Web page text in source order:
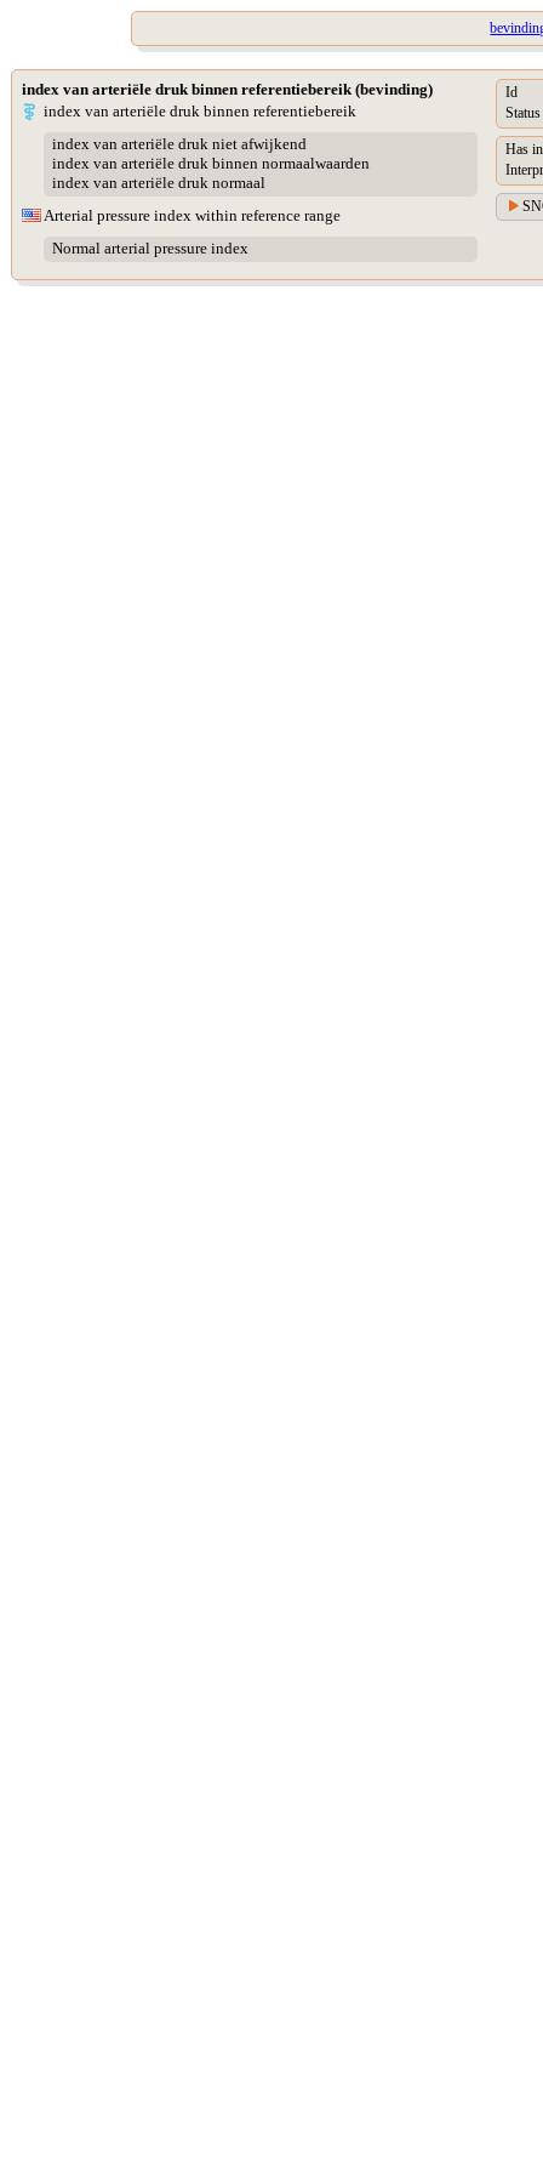
index van arteriële druk binnen referentiebereik (bevinding)
index van arteriële druk binnen referentiebereik
index van arteriële druk niet afwijkend
index van arteriële druk binnen normaalwaarden
index van arteriële druk normaal
Arterial pressure index within reference range
Normal arterial pressure index
Id
Status
Has